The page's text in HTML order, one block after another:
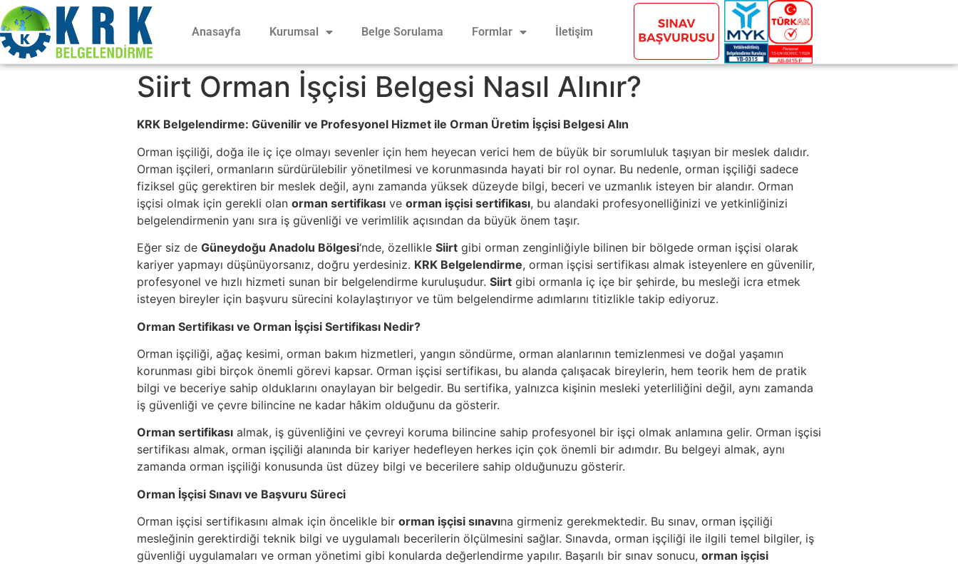
Anasayfa Kurumsal Belge Sorulama Formlar İletişim
Siirt Orman İşçisi Belgesi Nasıl Alınır?
KRK Belgelendirme: Güvenilir ve Profesyonel Hizmet ile Orman Üretim İşçisi Belgesi Alın
Orman işçiliği, doğa ile iç içe olmayı sevenler için hem heyecan verici hem de büyük bir sorumluluk taşıyan bir meslek dalıdır.
Orman işçileri, ormanların sürdürülebilir yönetilmesi ve korunmasında hayati bir rol oynar. Bu nedenle, orman işçiliği sadece
fiziksel güç gerektiren bir meslek değil, aynı zamanda yüksek düzeyde bilgi, beceri ve uzmanlık isteyen bir alandır. Orman
işçisi olmak için gerekli olan orman sertifikası ve orman işçisi sertifikası, bu alandaki profesyonelliğinizi ve yetkinliğinizi
belgelendirmenin yanı sıra iş güvenliği ve verimlilik açısından da büyük önem taşır.
Eğer siz de Güneydoğu Anadolu Bölgesi‘nde, özellikle Siirt gibi orman zenginliğiyle bilinen bir bölgede orman işçisi olarak
kariyer yapmayı düşünüyorsanız, doğru yerdesiniz. KRK Belgelendirme, orman işçisi sertifikası almak isteyenlere en güvenilir,
profesyonel ve hızlı hizmeti sunan bir belgelendirme kuruluşudur. Siirt gibi ormanla iç içe bir şehirde, bu mesleği icra etmek
isteyen bireyler için başvuru sürecini kolaylaştırıyor ve tüm belgelendirme adımlarını titizlikle takip ediyoruz.
Orman Sertifikası ve Orman İşçisi Sertifikası Nedir?
Orman işçiliği, ağaç kesimi, orman bakım hizmetleri, yangın söndürme, orman alanlarının temizlenmesi ve doğal yaşamın
korunması gibi birçok önemli görevi kapsar. Orman işçisi sertifikası, bu alanda çalışacak bireylerin, hem teorik hem de pratik
bilgi ve beceriye sahip olduklarını onaylayan bir belgedir. Bu sertifika, yalnızca kişinin mesleki yeterliliğini değil, aynı zamanda
iş güvenliği ve çevre bilincine ne kadar hâkim olduğunu da gösterir.
Orman sertifikası almak, iş güvenliğini ve çevreyi koruma bilincine sahip profesyonel bir işçi olmak anlamına gelir. Orman işçisi
sertifikası almak, orman işçiliği alanında bir kariyer hedefleyen herkes için çok önemli bir adımdır. Bu belgeyi almak, aynı
zamanda orman işçiliği konusunda üst düzey bilgi ve becerilere sahip olduğunuzu gösterir.
Orman İşçisi Sınavı ve Başvuru Süreci
Orman işçisi sertifikasını almak için öncelikle bir orman işçisi sınavına girmeniz gerekmektedir. Bu sınav, orman işçiliği
mesleğinin gerektirdiği teknik bilgi ve uygulamalı becerilerin ölçülmesini sağlar. Sınavda, orman işçiliği ile ilgili temel bilgiler, iş
güvenliği uygulamaları ve orman yönetimi gibi konularda değerlendirme yapılır. Başarılı bir sınav sonucu, orman işçisi